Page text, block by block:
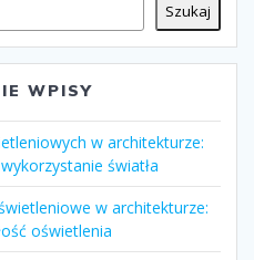
Szukaj
WPISY
w architekturze:
światła
w architekturze:
oświetlenia